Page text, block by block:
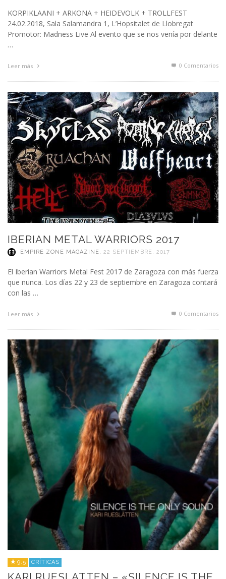
KORPIKLAANI + ARKONA + HEIDEVOLK + TROLLFEST
24.02.2018, Sala Salamandra 1, L’Hopsitalet de Llobregat
Promotor: Madness Live Al evento que se nos venía por delante
…
Leer más 0 Comentarios
IBERIAN METAL WARRIORS 2017
EMPIRE ZONE MAGAZINE, 22 SEPTIEMBRE, 2017
El Iberian Warriors Metal Fest 2017 de Zaragoza con más fuerza
que nunca. Los días 22 y 23 de septiembre en Zaragoza contará
con las …
Leer más 0 Comentarios
9.5 CRÍTICAS